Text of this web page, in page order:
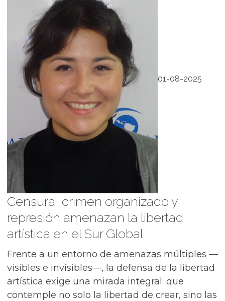
01-08-2025
Censura, crimen organizado y
represión amenazan la libertad
artística en el Sur Global
Frente a un entorno de amenazas múltiples —
visibles e invisibles—, la defensa de la libertad
artística exige una mirada integral: que
contemple no solo la libertad de crear, sino las